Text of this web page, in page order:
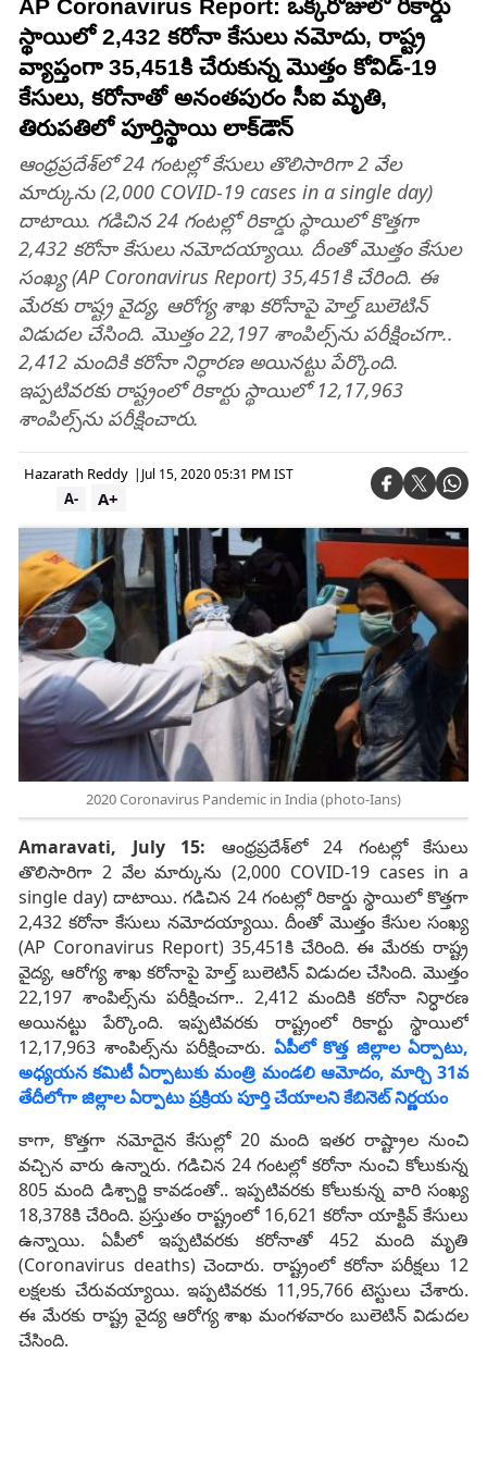
AP Coronavirus Report: ఒక్కరోజులో రికార్డు
స్థాయిలో 2,432 కరోనా కేసులు నమోదు, రాష్ట్ర
వ్యాప్తంగా 35,451కి చేరుకున్న మొత్తం కోవిడ్-19
కేసులు, కరోనాతో అనంతపురం సీఐ మృతి,
తిరుపతిలో పూర్తిస్థాయి లాక్‌డౌన్‌
ఆంధ్రప్రదేశ్‌లో 24 గంటల్లో కేసులు తొలిసారిగా 2 వేల
మార్కును (2,000 COVID-19 cases in a single day)
దాటాయి. గడిచిన 24 గంటల్లో రికార్డు స్థాయిలో కొత్తగా
2,432 కరోనా కేసులు నమోదయ్యాయి. దీంతో మొత్తం కేసుల
సంఖ్య (AP Coronavirus Report) 35,451కి చేరింది. ఈ
మేరకు రాష్ట్ర వైద్య, ఆరోగ్య శాఖ కరోనాపై హెల్త్‌ బులెటిన్‌
విడుదల చేసింది. మొత్తం 22,197 శాంపిల్స్‌ను పరీక్షించగా..
2,412 మందికి కరోనా నిర్ధారణ అయినట్టు పేర్కొంది.
ఇప్పటివరకు రాష్ట్రంలో రికార్టు స్థాయిలో 12,17,963
శాంపిల్స్‌ను పరీక్షించారు.
Hazarath Reddy | Jul 15, 2020 05:31 PM IST
A+
A-
2020 Coronavirus Pandemic in India (photo-Ians)
Amaravati, July 15: ఆంధ్రప్రదేశ్‌లో 24 గంటల్లో కేసులు
తొలిసారిగా 2 వేల మార్కును (2,000 COVID-19 cases in a
single day) దాటాయి. గడిచిన 24 గంటల్లో రికార్డు స్థాయిలో కొత్తగా
2,432 కరోనా కేసులు నమోదయ్యాయి. దీంతో మొత్తం కేసుల సంఖ్య
(AP Coronavirus Report) 35,451కి చేరింది. ఈ మేరకు రాష్ట్ర
వైద్య, ఆరోగ్య శాఖ కరోనాపై హెల్త్‌ బులెటిన్‌ విడుదల చేసింది. మొత్తం
22,197 శాంపిల్స్‌ను పరీక్షించగా.. 2,412 మందికి కరోనా నిర్ధారణ
అయినట్టు పేర్కొంది. ఇప్పటివరకు రాష్ట్రంలో రికార్టు స్థాయిలో
12,17,963 శాంపిల్స్‌ను పరీక్షించారు. ఏపీలో కొత్త జిల్లాల ఏర్పాటు,
అధ్యయన కమిటీ ఏర్పాటుకు మంత్రి మండలి ఆమోదం, మార్చి 31వ
తేదీలోగా జిల్లాల ఏర్పాటు ప్రక్రియ పూర్తి చేయాలని కేబినెట్‌ నిర్ణయం
కాగా, కొత్తగా నమోదైన కేసుల్లో 20 మంది ఇతర రాష్ట్రాల నుంచి
వచ్చిన వారు ఉన్నారు. గడిచిన 24 గంటల్లో కరోనా నుంచి కోలుకున్న
805 మంది డిశ్చార్జి కావడంతో.. ఇప్పటివరకు కోలుకున్న వారి సంఖ్య
18,378కి చేరింది. ప్రస్తుతం రాష్ట్రంలో 16,621 కరోనా యాక్టివ్‌ కేసులు
ఉన్నాయి. ఏపీలో ఇప్పటివరకు కరోనాతో 452 మంది మృతి
(Coronavirus deaths) చెందారు. రాష్ట్రంలో కరోనా పరీక్షలు 12
లక్షలకు చేరువయ్యాయి. ఇప్పటివరకు 11,95,766 టెస్టులు చేశారు.
ఈ మేరకు రాష్ట్ర వైద్య ఆరోగ్య శాఖ మంగళవారం బులెటిన్‌ విడుదల
చేసింది.